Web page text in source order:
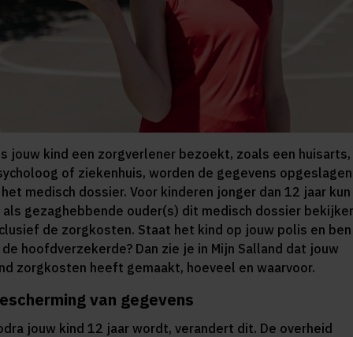
jouw kind een zorgverlener bezoekt, zoals een huisarts,
of ziekenhuis, worden de gegevens opgeslagen
medisch dossier. Voor kinderen jonger dan 12 jaar kun
als gezaghebbende ouder(s) dit medisch dossier
de zorgkosten. Staat het kind op jouw polis en ben
hoofdverzekerde? Dan zie je in Mijn Salland dat jouw
zorgkosten heeft gemaakt, hoeveel en waarvoor.
van gegevens
jouw kind 12 jaar wordt, verandert dit. De overheid